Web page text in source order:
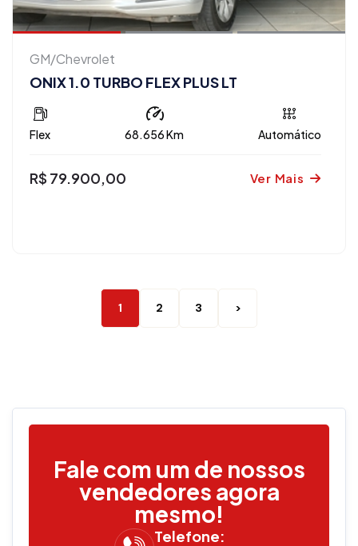
GM/Chevrolet
ONIX 1.0 TURBO FLEX PLUS LT
Flex 68.656 Km Automático
R$ 79.900,00 Ver Mais
1 2 3 >
Fale com um de nossos
vendedores agora
mesmo!
Telefone: